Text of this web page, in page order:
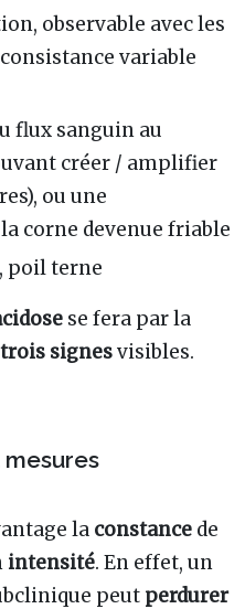
observable avec les
variable
flux sanguin au
créer / amplifier
ou une
corne devenue friable
poil terne
se fera par la
signesvisibles.
la constance de
intensité. En effet, un
peut perdurer